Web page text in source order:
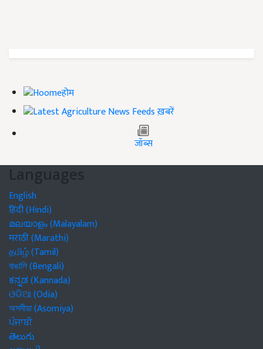
होम
ख़बरें
जॉब्स
Languages
English
हिंदी (Hindi)
മലയാളം (Malayalam)
मराठी (Marathi)
தமிழ் (Tamil)
বাঙালি (Bengali)
ಕನ್ನಡ (Kannada)
ଓଡିଆ (Odia)
অসমীয়া (Asomiya)
ਪੰਜਾਬੀ
తెలుగు